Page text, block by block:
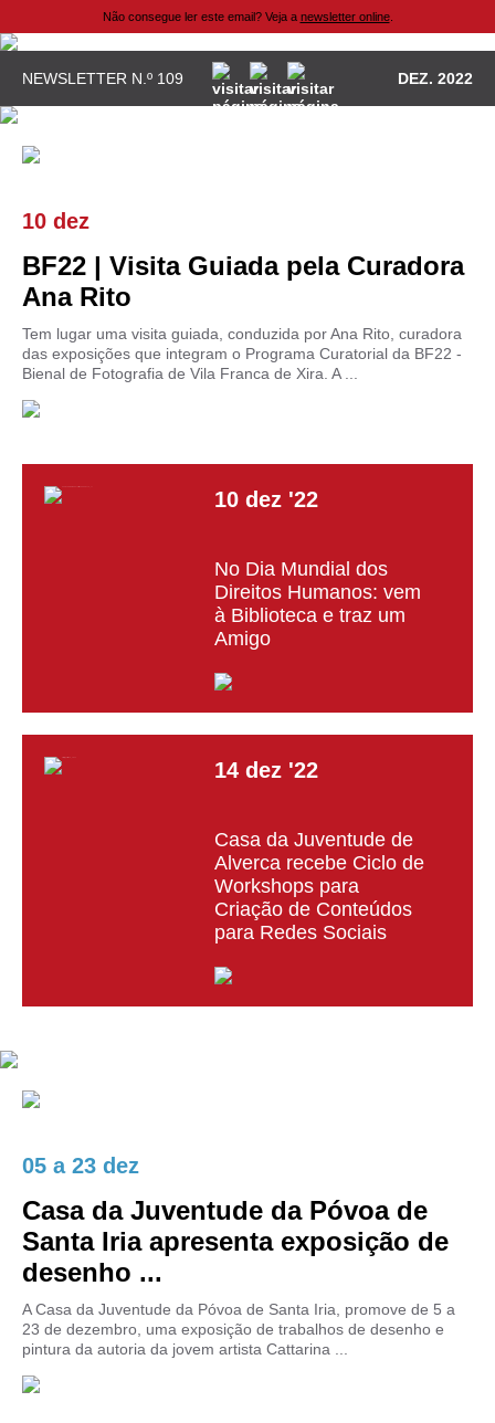
Não consegue ler este email? Veja a newsletter online.
NEWSLETTER N.º 109 DEZ. 2022
10 dez
BF22 | Visita Guiada pela Curadora
Ana Rito
Tem lugar uma visita guiada, conduzida por Ana Rito, curadora
das exposições que integram o Programa Curatorial da BF22 -
Bienal de Fotografia de Vila Franca de Xira. A ...
10 dez '22
No Dia Mundial dos
Direitos Humanos: vem
à Biblioteca e traz um
Amigo
14 dez '22
Casa da Juventude de
Alverca recebe Ciclo de
Workshops para
Criação de Conteúdos
para Redes Sociais
05 a23 dez
Casa da Juventude da Póvoa de
Santa Iria apresenta exposição de
desenho ...
A Casa da Juventude da Póvoa de Santa Iria, promove de 5 a
23 de dezembro, uma exposição de trabalhos de desenho e
pintura da autoria da jovem artista Cattarina ...